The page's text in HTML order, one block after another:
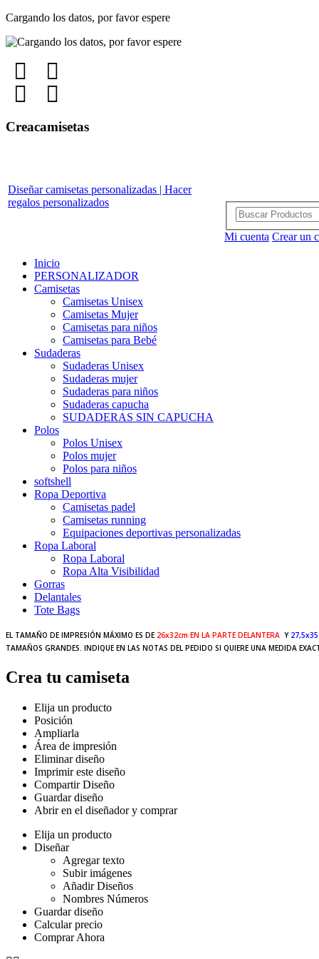
Cargando los datos, por favor espere
Creacamisetas
Diseñar camisetas personalizadas | Hacer
regalos personalizados
Mi cuenta Crear un
Inicio
PERSONALIZADOR
Camisetas
Camisetas Unisex
Camisetas Mujer
Camisetas para niños
Camisetas para Bebé
Sudaderas
Sudaderas Unisex
Sudaderas mujer
Sudaderas para niños
Sudaderas capucha
SUDADERAS SIN CAPUCHA
Polos
Polos Unisex
Polos mujer
Polos para niños
softshell
Ropa Deportiva
Camisetas padel
Camisetas running
Equipaciones deportivas personalizadas
Ropa Laboral
Ropa Laboral
Ropa Alta Visibilidad
Gorras
Delantales
Tote Bags
EL TAMAÑO DE IMPRESIÓN MÁXIMO ES DE 26x32cm EN LA PARTE DELANTERA Y 27,5x35
TAMAÑOS GRANDES. INDIQUE EN LAS NOTAS DEL PEDIDO SI QUIERE UNA MEDIDA
Crea tu camiseta
Elija un producto
Posición
Ampliarla
Área de impresión
Eliminar diseño
Imprimir este diseño
Compartir Diseño
Guardar diseño
Abrir en el diseñador y comprar
Elija un producto
Diseñar
Agregar texto
Subir imágenes
Añadir Diseños
Nombres Números
Guardar diseño
Calcular precio
Comprar Ahora